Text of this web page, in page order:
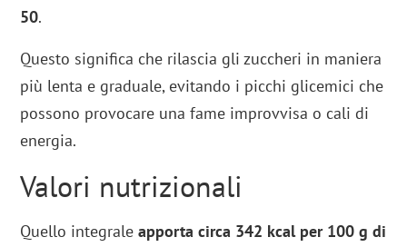
50.
Questo significa che rilascia gli zuccheri in maniera
più lenta e graduale, evitando i picchi glicemici che
possono provocare una fame improvvisa o cali di
energia.
Valori nutrizionali
Quello integraleapporta circa 342 kcal per 100 g di